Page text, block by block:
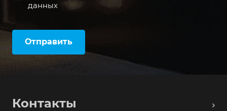
данных
Отправить
Контакты